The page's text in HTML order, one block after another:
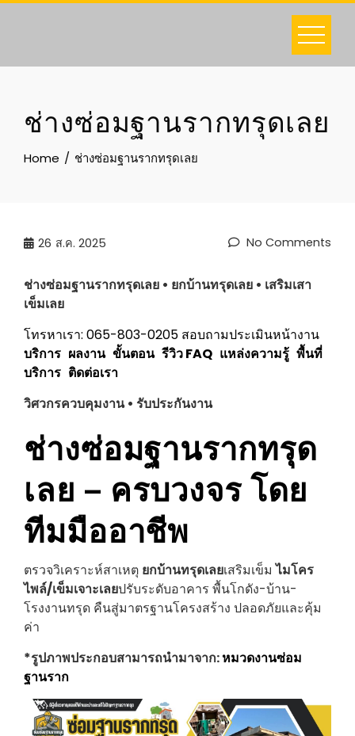
Skip
ช่างซ่อมฐานรากทรุดเลย
Home ช่างซ่อมฐานรากทรุดเลย
26 ส.ค. 2025 No Comments
ช่างซ่อมฐานรากทรุดเลย • ยกบ้านทรุดเลย • เสริมเสา
เข็มเลย
โทรหาเรา: 065-803-0205 สอบถามประเมินหน้างาน
บริการ ผลงาน ขั้นตอน รีวิวFAQ แหล่งความรู้ พื้นที่
บริการ ติดต่อเรา
วิศวกรควบคุมงาน • รับประกันงาน
ช่างซ่อมฐานรากทรุด
เลย – ครบวงจร โดย
ทีมมืออาชีพ
ตรวจวิเคราะห์สาเหตุ ยกบ้านทรุดเลยเสริมเข็มไมโคร
ไพล์/เข็มเจาะเลยปรับระดับอาคาร พื้นโกดัง-บ้าน-
โรงงานทรุด คืนสู่มาตรฐานโครงสร้าง ปลอดภัยและคุ้ม
ค่า
*รูปภาพประกอบสามารถนำมาจาก:หมวดงานซ่อม
ฐานราก